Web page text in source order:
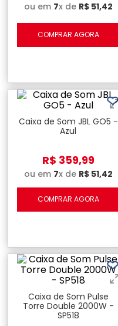
ou em 7x de R$ 51,42
COMPRAR AGORA
Caixa de Som JBL GO5 -
Azul
R$ 359,99
ou em 7x de R$ 51,42
COMPRAR AGORA
Caixa de Som Pulse
Torre Double 2000W -
SP518